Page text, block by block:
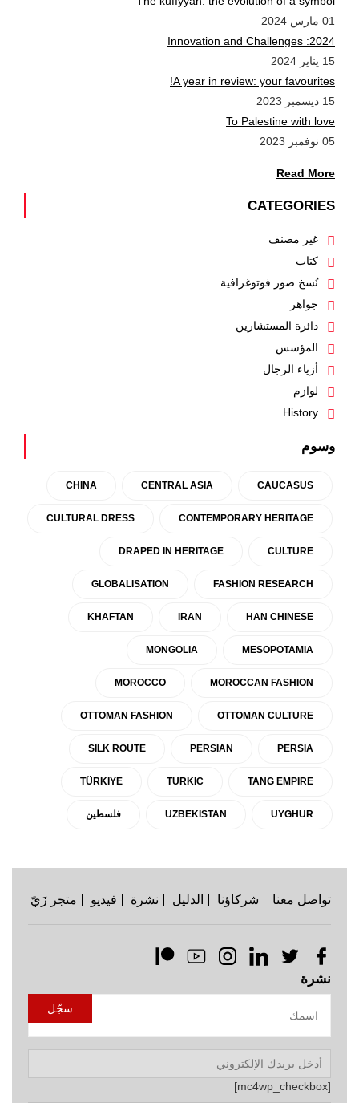
01 مارس 2024
2024: Innovation and Challenges
15 يناير 2024
A year in review: your favourites!
15 ديسمبر 2023
To Palestine with love
05 نوفمبر 2023
Read More
CATEGORIES
غير مصنف
كتاب
نُسخ صور فوتوغرافية
جواهر
دائرة المستشارين
المؤسس
أزياء الرجال
لوازم
History
وسوم
CAUCASUS
CENTRAL ASIA
CHINA
CONTEMPORARY HERITAGE
CULTURAL DRESS
CULTURE
DRAPED IN HERITAGE
FASHION RESEARCH
GLOBALISATION
HAN CHINESE
IRAN
KHAFTAN
MESOPOTAMIA
MONGOLIA
MOROCCAN FASHION
MOROCCO
OTTOMAN CULTURE
OTTOMAN FASHION
PERSIA
PERSIAN
SILK ROUTE
TANG EMPIRE
TURKIC
TÜRKIYE
UYGHUR
UZBEKISTAN فلسطين
تواصل معنا شركاؤنا الدليل نشرة فيديو متجر زَيّ
نشرة
[mc4wp_checkbox]